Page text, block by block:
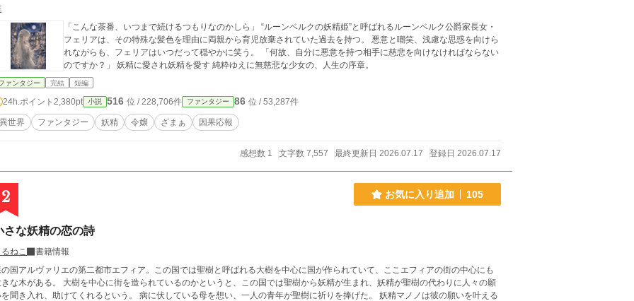
「こんな茶番、いつまで続けるつもりなのかしら」 “ルーンベルクの妖精姫”と呼ばれるルーンベルク公爵家長女・
フェリアは、その特殊な髪色を理由に両親から育児放棄されていた過去を持つ。 悪意と嘲笑、浅慮な思惑を向けら
れながらも、フェリアはいつだって穏やかに笑う。 「何故、自分に悪意を持つ相手に慈悲を向けなければならない
のですか？」 妖精に愛され妖精を愛す 純粋ゆえに無慈悲な少女の、人生の序章。
ァンタジー 完結 短編
24h.ポイント 2,380pt 小説 516 位 / 228,706件 ファンタジー 86 位 / 53,287件
異世界 ファンタジー 妖精 令嬢 ざまぁ 因果応報
感想数 1 文字数 7,557 最終更新日 2026.07.17 登録日 2026.07.17
2 お気に入り追加 105
さな妖精の恋の詩
ねこ
書籍情報
国アルヴァリエの第二都市エフィア。この国では聖樹と呼ばれる大樹を中心に国が作られていて、ここエフィアの街の中心にも
大樹を中心に街を造られているのかというと、この国では聖樹から妖精が生まれ、妖精が聖樹の代わりに人々の願
入れ、助けてくれるという。 病に伏している母を想い、一人の青年が聖樹に祈りを捧げた。 妖精マノノは彼の願いを叶える